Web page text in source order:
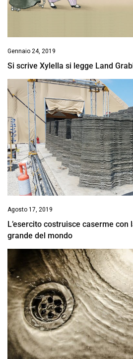
Gennaio 24, 2019
Si scrive Xylella si legge Land
Agosto 17, 2019
L’esercito costruisce caserme con
grande del mondo